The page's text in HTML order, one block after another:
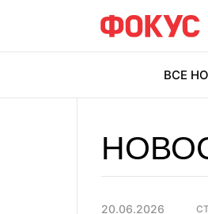
ВСЕ
20.06.2026